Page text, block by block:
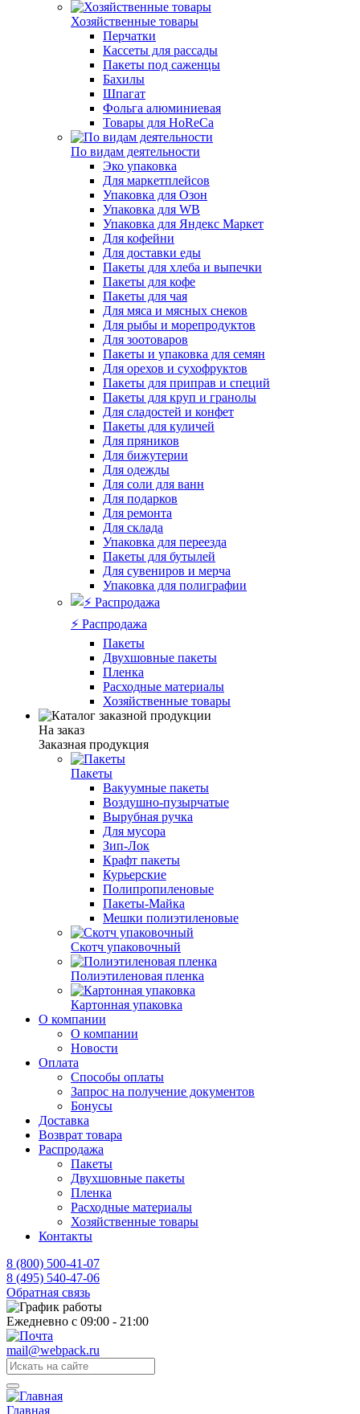
Хозяйственные товары
Перчатки
Кассеты для рассады
Пакеты под саженцы
Бахилы
Шпагат
Фольга алюминиевая
Товары для HoReCa
По видам деятельности
Эко упаковка
Для маркетплейсов
Упаковка для Озон
Упаковка для WB
Упаковка для Яндекс Маркет
Для кофейни
Для доставки еды
Пакеты для хлеба и выпечки
Пакеты для кофе
Пакеты для чая
Для мяса и мясных снеков
Для рыбы и морепродуктов
Для зоотоваров
Пакеты и упаковка для семян
Для орехов и сухофруктов
Пакеты для приправ и специй
Пакеты для круп и гранолы
Для сладостей и конфет
Пакеты для куличей
Для пряников
Для бижутерии
Для одежды
Для соли для ванн
Для подарков
Для ремонта
Для склада
Упаковка для переезда
Пакеты для бутылей
Для сувениров и мерча
Упаковка для полиграфии
⚡️ Распродажа
Пакеты
Двухшовные пакеты
Пленка
Расходные материалы
Хозяйственные товары
На заказ
Заказная продукция
Пакеты
Вакуумные пакеты
Воздушно-пузырчатые
Вырубная ручка
Для мусора
Зип-Лок
Крафт пакеты
Курьерские
Полипропиленовые
Пакеты-Майка
Мешки полиэтиленовые
Скотч упаковочный
Полиэтиленовая пленка
Картонная упаковка
О компании
О компании
Новости
Оплата
Способы оплаты
Запрос на получение документов
Бонусы
Доставка
Возврат товара
Распродажа
Пакеты
Двухшовные пакеты
Пленка
Расходные материалы
Хозяйственные товары
Контакты
8 (800) 500-41-07
8 (495) 540-47-06
Обратная связь
Ежедневно с 09:00 - 21:00
mail@webpack.ru
Главная